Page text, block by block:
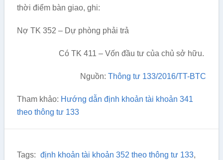
thời điểm bàn giao, ghi:
Nợ TK 352 – Dự phòng phải trả
Có TK 411 – Vốn đầu tư của chủ sở hữu.
Nguồn:Thông tư 133/2016/TT-BTC
Tham khảo: Hướng dẫn định khoản tài khoản 341
theo thông tư 133
Tags: định khoản tài khoản 352 theo thông tư 133,